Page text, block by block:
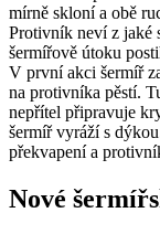
mírně skloní a obě
Protivník neví z jaké
šermířově útoku
V první akci šermíř
na protivníka pěstí.
nepřítel připravuje
šermíř vyráží s
překvapení a
Nové